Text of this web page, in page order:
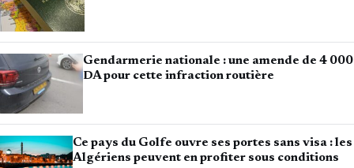
Gendarmerie nationale : une amende de 4 000
DA pour cette infraction routière
Ce pays du Golfe ouvre ses portes sans visa : les
Algériens peuvent en profiter sous conditions